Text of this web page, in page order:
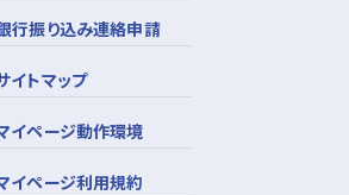
行振り込み連絡申請
イトマップ
イページ動作環境
イページ利用規約